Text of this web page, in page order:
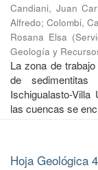
Candiani, Juan
Alfredo; Colombi,
Rosana Elsa (
Geología y
La zona de
de
Ischigualasto-
las cuencas se
Hoja Geológica